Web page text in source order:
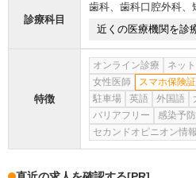
診療科目
歯科、 歯科口腔外科、
近くの医療機関を診
特徴
オンライン診療 ネッ
女性医師
スマホ保険証
駐車場
英語 外国語
バリアフリー
感染予防
セカンドオピニオン情